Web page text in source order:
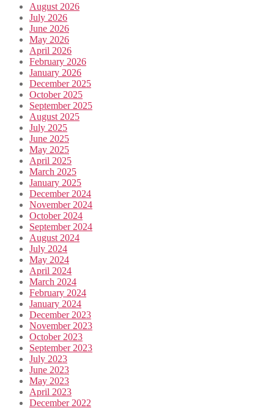
August 2026
July 2026
June 2026
May 2026
April 2026
February 2026
January 2026
December 2025
October 2025
September 2025
August 2025
July 2025
June 2025
May 2025
April 2025
March 2025
January 2025
December 2024
November 2024
October 2024
September 2024
August 2024
July 2024
May 2024
April 2024
March 2024
February 2024
January 2024
December 2023
November 2023
October 2023
September 2023
July 2023
June 2023
May 2023
April 2023
December 2022